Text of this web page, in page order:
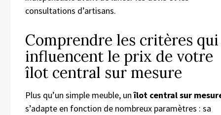
consultations d’artisans.
Comprendre les critères qui
influencent le prix de votre
îlot central sur mesure
Plus qu’un simple meuble, unîlot central sur
s’adapte en fonction de nombreux paramètres : sa